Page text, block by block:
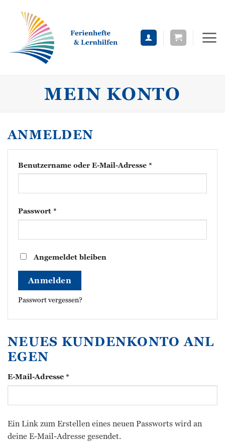
springen
MEIN KONTO
ANMELDEN
Benutzername oder E-Mail-Adresse *
Passwort *
Angemeldet bleiben
Anmelden
Passwort vergessen?
NEUES KUNDENKONTO ANL
EGEN
E-Mail-Adresse *erforderlich
Ein Link zum Erstellen eines neuen Passworts wird an
deine E-Mail-Adresse gesendet.